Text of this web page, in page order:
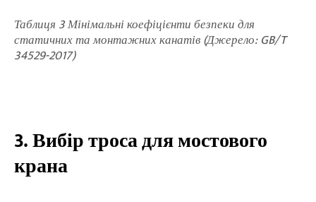
Таблиця 3 Мінімальні коефіцієнти безпеки для
статичних та монтажних канатів (Джерело: GB/T
34529-2017)
3. Вибір троса для мостового
крана